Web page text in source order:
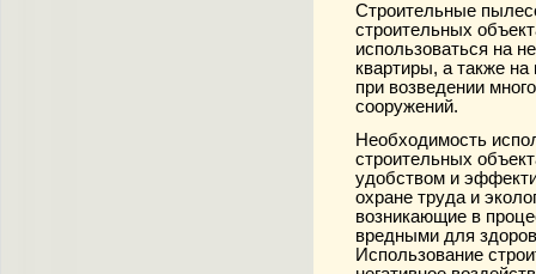
Строительные
строительных
использоваться на
квартиры, а также
при возведении
сооружений.
Необходимость
строительных
удобством и
охране труда и
возникающие в
вредными для
Использование